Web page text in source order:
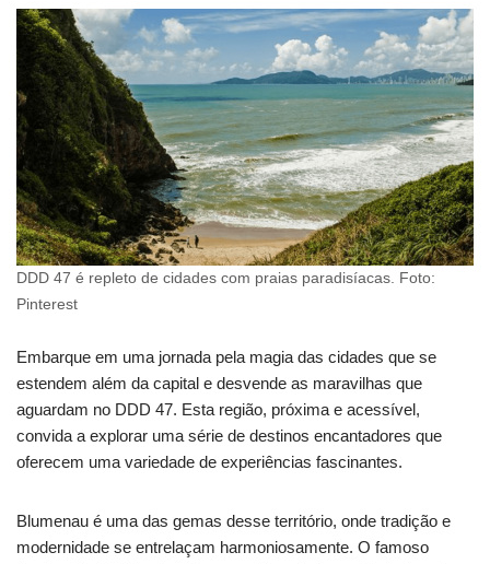
DDD 47 é repleto de cidades com praias paradisíacas. Foto:
Pinterest
Embarque em uma jornada pela magia das cidades que se
estendem além da capital e desvende as maravilhas que
aguardam no DDD 47. Esta região, próxima e acessível,
convida a explorar uma série de destinos encantadores que
oferecem uma variedade de experiências fascinantes.
Blumenau é uma das gemas desse território, onde tradição e
modernidade se entrelaçam harmoniosamente. O famoso